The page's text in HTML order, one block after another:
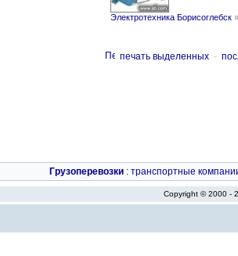
Электротехника Борисоглебск
печать выделенных -
Грузоперевозки : транспортные
Copyright © 2000 -